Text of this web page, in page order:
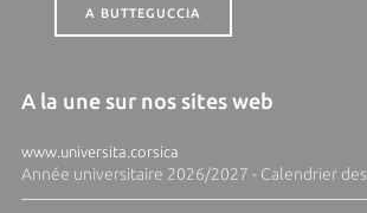
A BUTTEGUCCIA
A la une sur nos sites web
www.universita.corsica
Année universitaire 2026/2027 - Calendrier